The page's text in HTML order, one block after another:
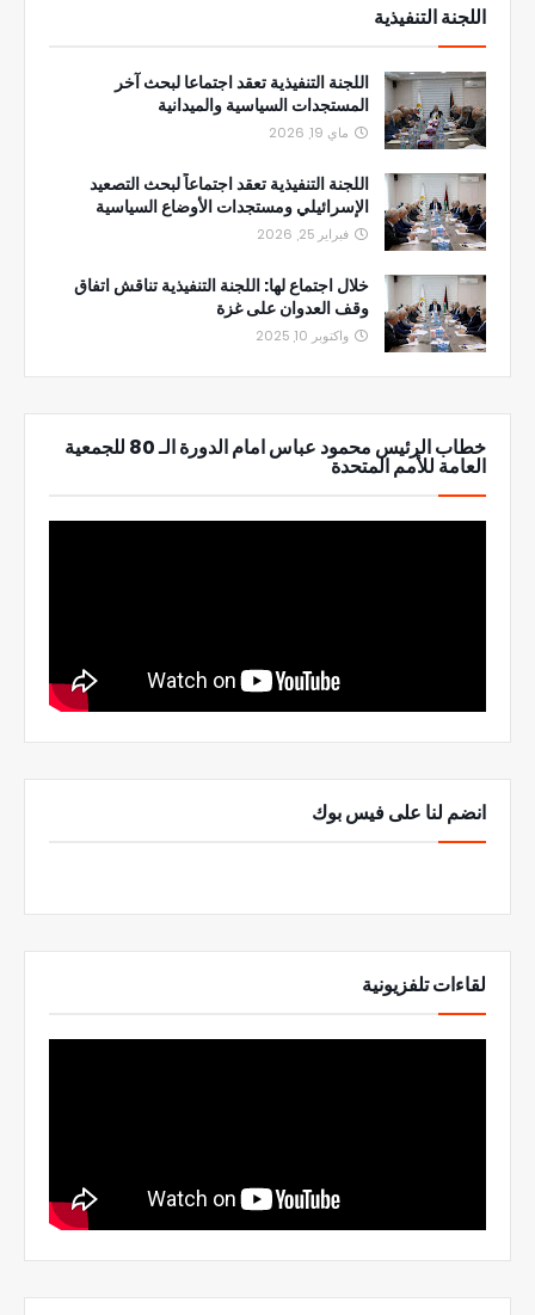
اللجنة التنفيذية
اللجنة التنفيذية تعقد اجتماعا لبحث آخر
المستجدات السياسية والميدانية
ماي 19, 2026
اللجنة التنفيذية تعقد اجتماعاً لبحث التصعيد
الإسرائيلي ومستجدات الأوضاع السياسية
فبراير 25, 2026
خلال اجتماع لها: اللجنة التنفيذية تناقش اتفاق
وقف العدوان على غزة
واكتوبر 10, 2025
خطاب الرئيس محمود عباس امام الدورة الـ 80 للجمعية
العامة للأمم المتحدة
انضم لنا على فيس بوك
لقاءات تلفزيونية